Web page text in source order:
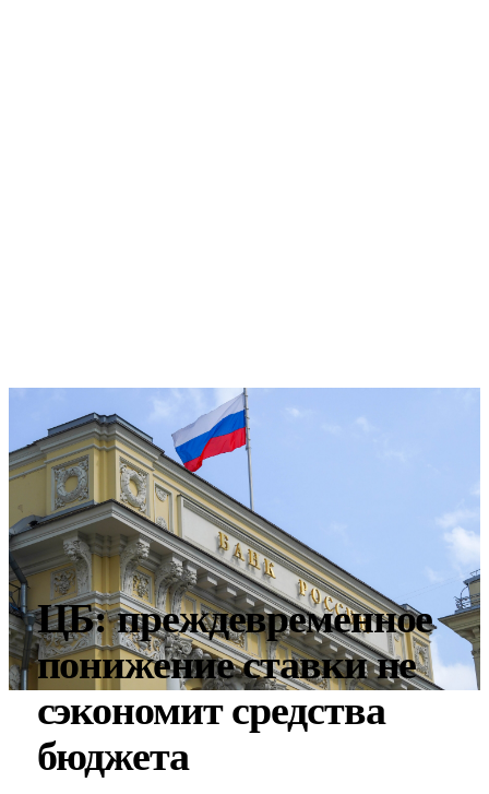
ЦБ: преждевременное
понижение ставки не
сэкономит средства
бюджета